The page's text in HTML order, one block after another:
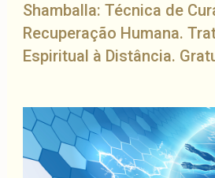
Shamballa: Técnica de
Recuperação Humana.
Espiritual à Distância.